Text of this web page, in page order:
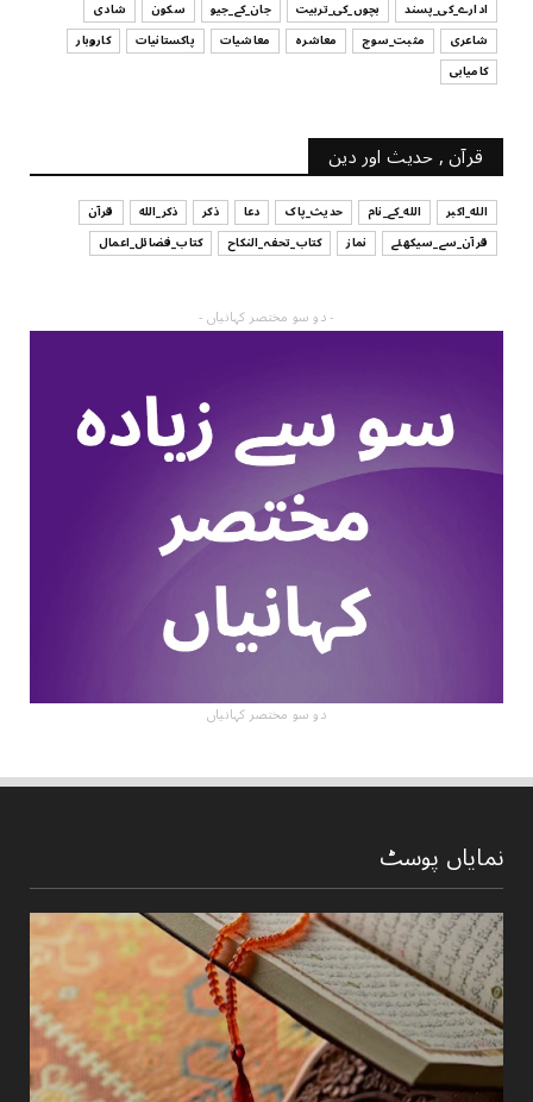
ادارے_کی_پسند بچوں_کی_تربیت جان_کے_جیو سکون
شادی
شاعری
مثبت_سوچ معاشرہ معاشیات پاکستانیات
کاروبار
کامیابی
قرآن , حدیث اور دین
الله_اکبر الله_کے_نام حدیث_پاک دعا ذکر ذکر_الله
قرآن
قرآن_سے_سیکھئے
نماز کتاب_تحفہ_النکاح کتاب_فضائل_اعمال
- دو سو مختصر کہانیاں -
دو سو مختصر کہانیاں
نمایاں پوسٹ